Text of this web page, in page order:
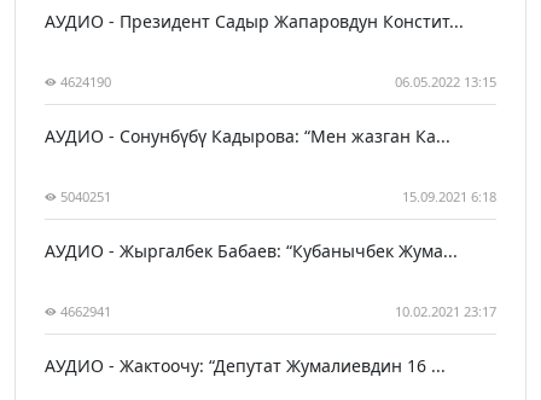
АУДИО - Президент Садыр Жапаровдун Констит...
4624190 06.05.2022 13:15
АУДИО - Сонунбүбү Кадырова: “Мен жазган Ка...
5040251 15.09.2021 6:18
АУДИО - Жыргалбек Бабаев: “Кубанычбек Жума...
4662941 10.02.2021 23:17
АУДИО - Жактоочу: “Депутат Жумалиевдин 16 ...